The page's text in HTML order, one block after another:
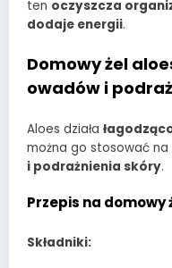
ten oczyszcza
dodaje energii.
Domowy żel
owadów i
Aloes działa
można go stosować na
i podrażnienia skóry.
Przepis na domowy
Składniki: